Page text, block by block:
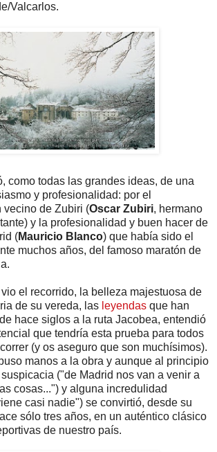
Valcarlos.
como todas las grandes ideas, de una
y profesionalidad: por el
vecino de Zubiri (Oscar Zubiri, hermano
y la profesionalidad y buen hacer de
(Mauricio Blanco) que había sido el
muchos años, del famoso maratón de
el recorrido, la belleza majestuosa de
de su vereda, las leyendas que han
hace siglos a la ruta Jacobea, entendió
que tendría esta prueba para todos
(y os aseguro que son muchísimos).
manos a la obra y aunque al principio
("de Madrid nos van a venir a
cosas...") y alguna incredulidad
casi nadie") se convirtió, desde su
sólo tres años, en un auténtico clásico
de nuestro país.